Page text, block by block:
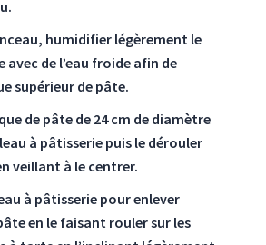
humidifier légèrement le
avec de l’eau froide afin de
supérieur de pâte.
de pâte de 24 cm de diamètre
à pâtisserie puis le dérouler
veillant à le centrer.
à pâtisserie pour enlever
en le faisant rouler sur les